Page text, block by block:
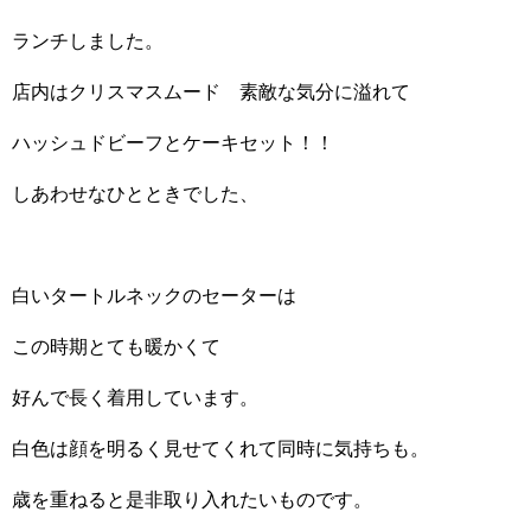
ランチしました。
店内はクリスマスムード 素敵な気分に溢れて
ハッシュドビーフとケーキセット！！
しあわせなひとときでした、
白いタートルネックのセーターは
この時期とても暖かくて
好んで長く着用しています。
白色は顔を明るく見せてくれて同時に気持ちも。
歳を重ねると是非取り入れたいものです。